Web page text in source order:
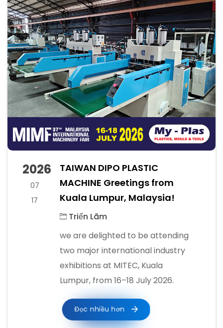
2026
07
17
TAIWAN DIPO PLASTIC
MACHINE Greetings from
Kuala Lumpur, Malaysia!
Triển Lãm
we are delighted to be attending
two major international industry
exhibitions at MITEC, Kuala
Lumpur, from 16–18 July 2026.
Đọc nhiều hơn